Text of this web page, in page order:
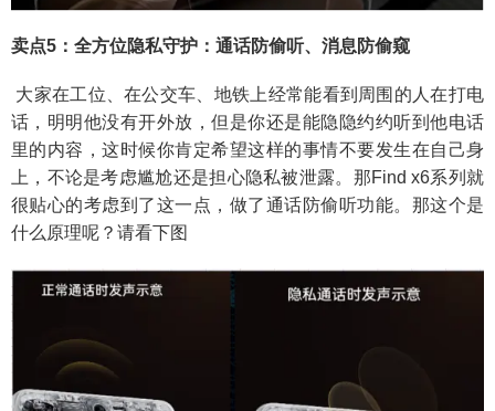
卖点5：全方位隐私守护：通话防偷听、消息防偷窥
大家在工位、在公交车、地铁上经常能看到周围的人在打电
话，明明他没有开外放，但是你还是能隐隐约约听到他电话
里的内容，这时候你肯定希望这样的事情不要发生在自己身
上，不论是考虑尴尬还是担心隐私被泄露。那Find x6系列就
很贴心的考虑到了这一点，做了通话防偷听功能。那这个是
什么原理呢？请看下图